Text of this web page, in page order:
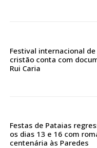
Acesso ao
Acesso aos
assinantes
Festival internacional
cristão conta com
Rui Caria
Festas de Pataias
os dias 13 e 16 com
centenária às Paredes